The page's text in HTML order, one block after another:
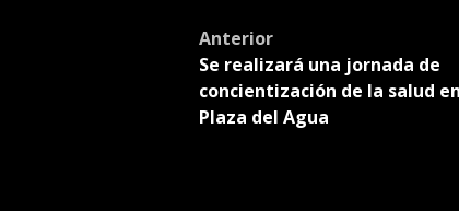
Post
navigation
Anterior
Se realizará una jornada de
concientización de la salud
Plaza del Agua